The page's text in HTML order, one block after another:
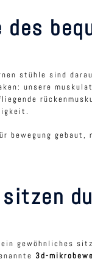
stühle sind
unsere
bewegung
gewöhnliches
3d-